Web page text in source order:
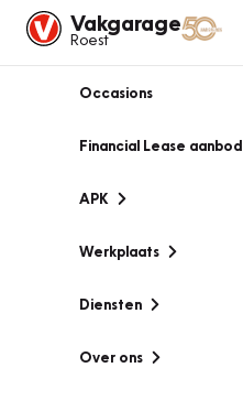
Vakgarage
Roest
Occasions
Financial Lease aanbod
APK
Werkplaats
Diensten
Over ons